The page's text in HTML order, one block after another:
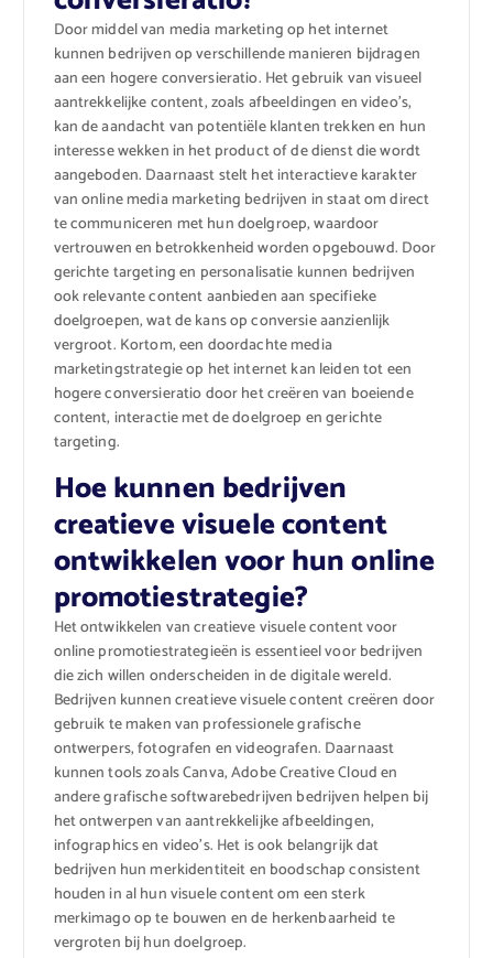
Door middel van media marketing op het internet
kunnen bedrijven op verschillende manieren bijdragen
aan een hogere conversieratio. Het gebruik van visueel
aantrekkelijke content, zoals afbeeldingen en video’s,
kan de aandacht van potentiële klanten trekken en hun
interesse wekken in het product of de dienst die wordt
aangeboden. Daarnaast stelt het interactieve karakter
van online media marketing bedrijven in staat om direct
te communiceren met hun doelgroep, waardoor
vertrouwen en betrokkenheid worden opgebouwd. Door
gerichte targeting en personalisatie kunnen bedrijven
ook relevante content aanbieden aan specifieke
doelgroepen, wat de kans op conversie aanzienlijk
vergroot. Kortom, een doordachte media
marketingstrategie op het internet kan leiden tot een
hogere conversieratio door het creëren van boeiende
content, interactie met de doelgroep en gerichte
targeting.
Hoe kunnen bedrijven
creatieve visuele content
ontwikkelen voor hun online
promotiestrategie?
Het ontwikkelen van creatieve visuele content voor
online promotiestrategieën is essentieel voor bedrijven
die zich willen onderscheiden in de digitale wereld.
Bedrijven kunnen creatieve visuele content creëren door
gebruik te maken van professionele grafische
ontwerpers, fotografen en videografen. Daarnaast
kunnen tools zoals Canva, Adobe Creative Cloud en
andere grafische softwarebedrijven bedrijven helpen bij
het ontwerpen van aantrekkelijke afbeeldingen,
infographics en video’s. Het is ook belangrijk dat
bedrijven hun merkidentiteit en boodschap consistent
houden in al hun visuele content om een sterk
merkimago op te bouwen en de herkenbaarheid te
vergroten bij hun doelgroep.